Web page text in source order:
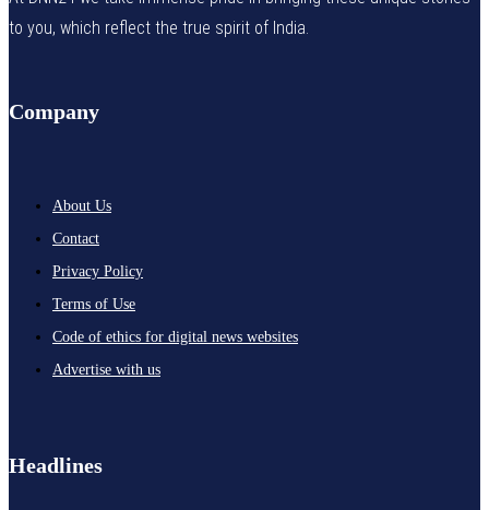
to you, which reflect the true spirit of India.
Company
About Us
Contact
Privacy Policy
Terms of Use
Code of ethics for digital news websites
Advertise with us
Headlines